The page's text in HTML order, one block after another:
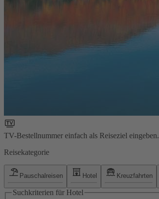
TV-Bestellnummer einfach als Reiseziel eingeben.
Reisekategorie
Pauschalreisen Hotel Kreuzfahrten
Suchkriterien für Hotel